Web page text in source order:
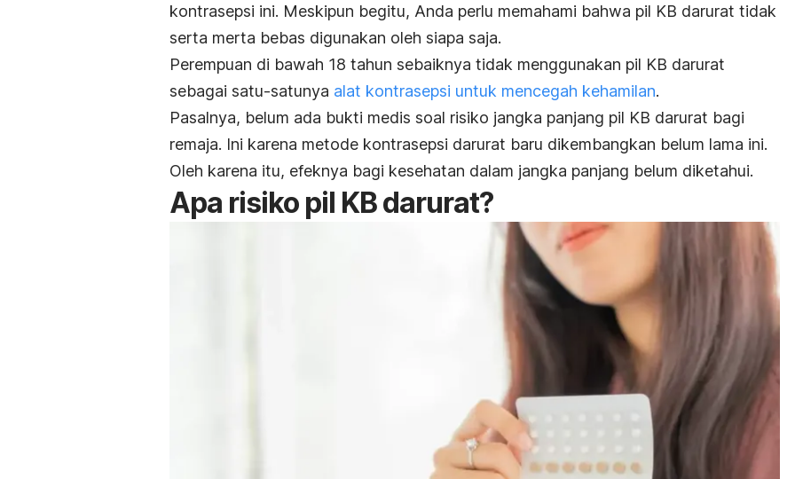
kontrasepsi ini. Meskipun begitu, Anda perlu memahami bahwa pil KB darurat tidak
serta merta bebas digunakan oleh siapa saja.
Perempuan di bawah 18 tahun sebaiknya tidak menggunakan pil KB darurat
sebagai satu-satunya alat kontrasepsi untuk mencegah kehamilan.
Pasalnya, belum ada bukti medis soal risiko jangka panjang pil KB darurat bagi
remaja. Ini karena metode kontrasepsi darurat baru dikembangkan belum lama ini.
Oleh karena itu, efeknya bagi kesehatan dalam jangka panjang belum diketahui.
Apa risiko pil KB darurat?